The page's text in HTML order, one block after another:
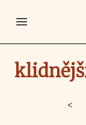
Open main
<